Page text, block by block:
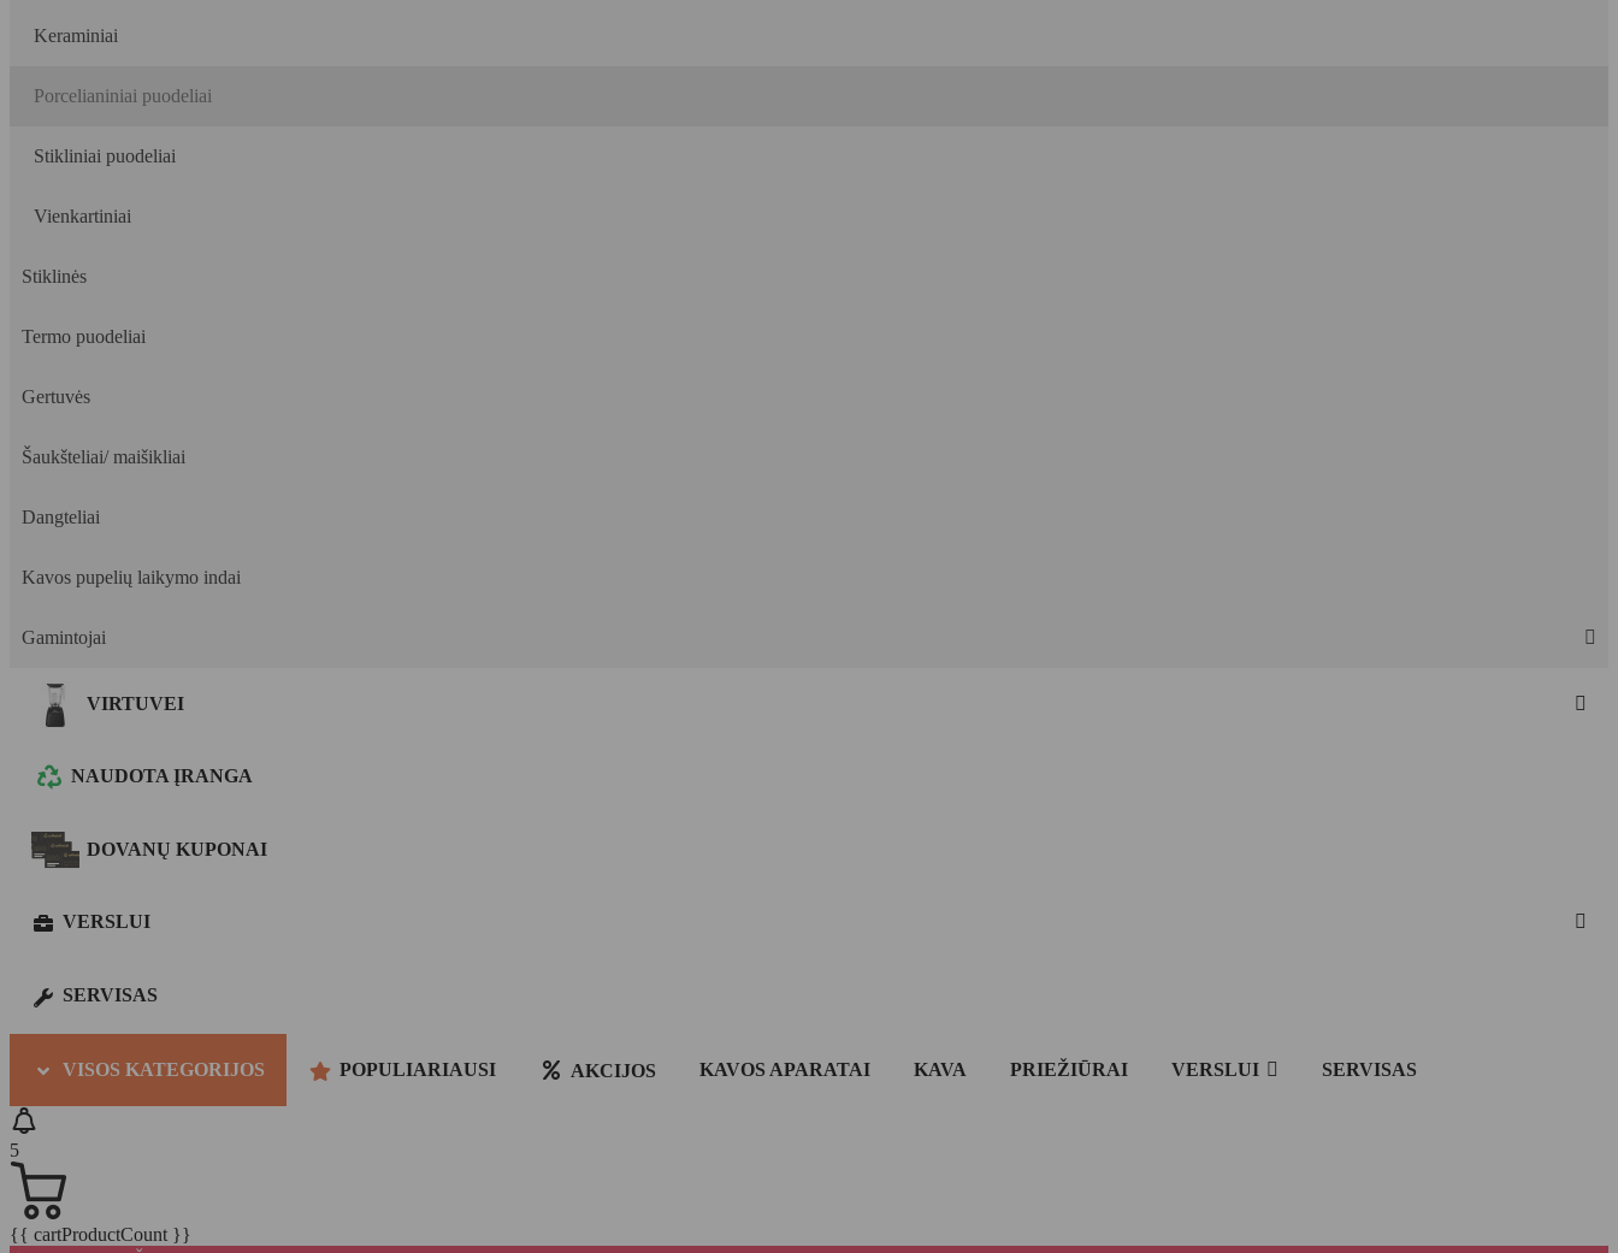
Keraminiai
Porcelianiniai puodeliai
Stikliniai puodeliai
Vienkartiniai
Stiklinės
Termo puodeliai
Gertuvės
Šaukšteliai/ maišikliai
Dangteliai
Kavos pupelių laikymo indai
Gamintojai
VIRTUVEI
NAUDOTA ĮRANGA
DOVANŲ KUPONAI
VERSLUI
SERVISAS
VISOS KATEGORIJOS POPULIARIAUSI AKCIJOS KAVOS APARATAI KAVA PRIEŽIŪRAI VERSLUI SERVISAS
5
{{ cartProductCount }}